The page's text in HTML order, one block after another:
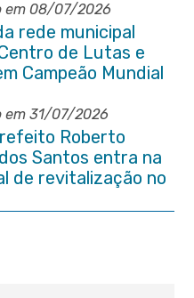
em 08/07/2026
rede municipal
de Lutas e
Campeão Mundial
em 31/07/2026
Roberto
Santos entra na
de revitalização no
Itaboraí